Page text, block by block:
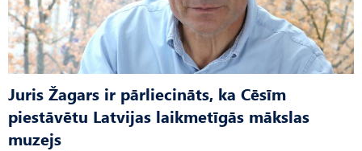
Juris Žagars ir pārliecināts, ka Cēsīm
piestāvētu Latvijas laikmetīgās mākslas
muzejs